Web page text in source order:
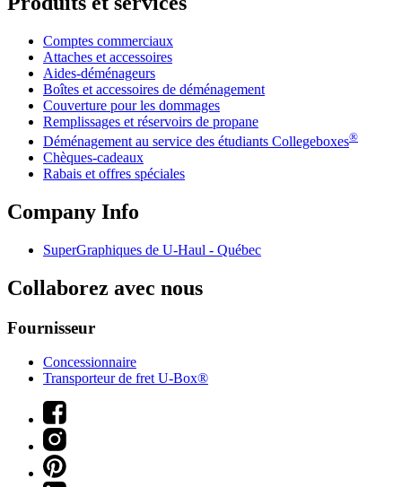
Comptes commerciaux
Attaches et accessoires
Aides-déménageurs
Boîtes et accessoires de déménagement
Couverture pour les dommages
Remplissages et réservoirs de propane
Déménagement au service des étudiants Collegeboxes®
Chèques-cadeaux
Rabais et offres spéciales
Company Info
SuperGraphiques de U-Haul - Québec
Collaborez avec nous
Fournisseur
Concessionnaire
Transporteur de fret U-Box®